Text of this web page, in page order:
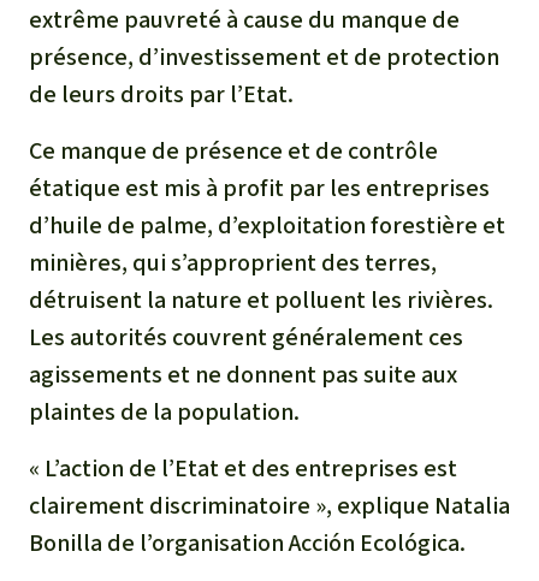
extrême pauvreté à cause du manque de
présence, d’investissement et de protection
de leurs droits par l’Etat.
Ce manque de présence et de contrôle
étatique est mis à profit par les entreprises
d’huile de palme, d’exploitation forestière et
minières, qui s’approprient des terres,
détruisent la nature et polluent les rivières.
Les autorités couvrent généralement ces
agissements et ne donnent pas suite aux
plaintes de la population.
« L’action de l’Etat et des entreprises est
clairement discriminatoire », explique Natalia
Bonilla de l’organisation Acción Ecológica.